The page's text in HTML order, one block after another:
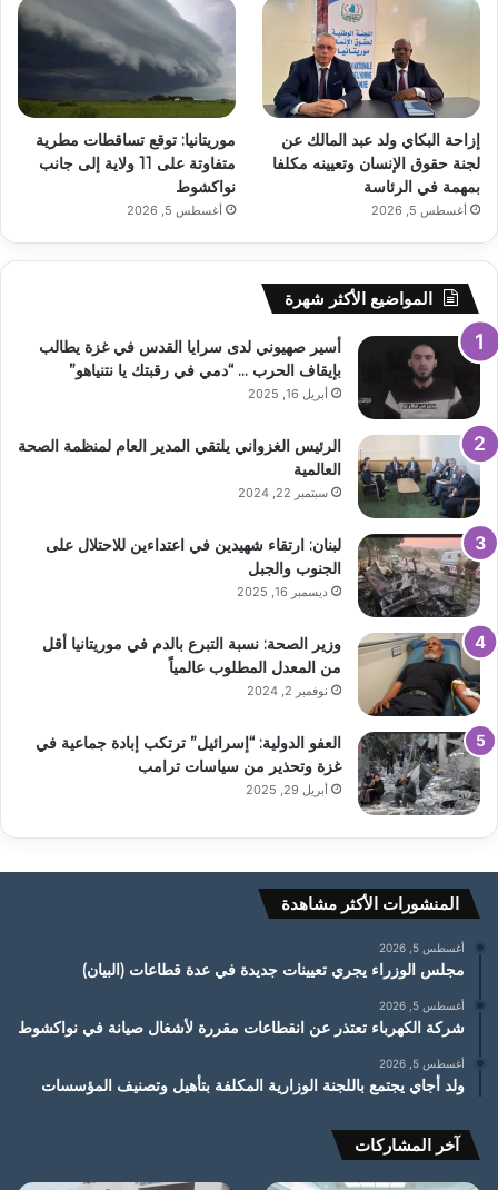
إزاحة البكاي ولد عبد المالك عن
لجنة حقوق الإنسان وتعيينه مكلفا
بمهمة في الرئاسة
أغسطس 5, 2026
موريتانيا: توقع تساقطات مطرية
متفاوتة على 11 ولاية إلى جانب
نواكشوط
أغسطس 5, 2026
المواضيع الأكثر شهرة
أسير صهيوني لدى سرايا القدس في غزة يطالب
بإيقاف الحرب … “دمي في رقبتك يا نتنياهو”
أبريل 16, 2025
الرئيس الغزواني يلتقي المدير العام لمنظمة الصحة
العالمية
سبتمبر 22, 2024
لبنان: ارتقاء شهيدين في اعتداءين للاحتلال على
الجنوب والجبل
ديسمبر 16, 2025
وزير الصحة: نسبة التبرع بالدم في موريتانيا أقل
من المعدل المطلوب عالمياً
نوفمبر 2, 2024
العفو الدولية: “إسرائيل” ترتكب إبادة جماعية في
غزة وتحذير من سياسات ترامب
أبريل 29, 2025
المنشورات الأكثر مشاهدة
أغسطس 5, 2026
مجلس الوزراء يجري تعيينات جديدة في عدة قطاعات (البيان)
أغسطس 5, 2026
شركة الكهرباء تعتذر عن انقطاعات مقررة لأشغال صيانة في نواكشوط
أغسطس 5, 2026
ولد أجاي يجتمع باللجنة الوزارية المكلفة بتأهيل وتصنيف المؤسسات
آخر المشاركات